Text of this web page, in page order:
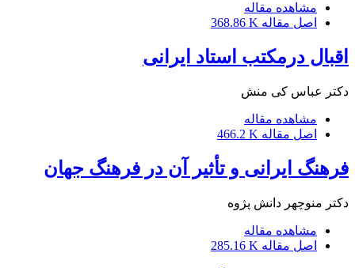
مشاهده مقاله
اصل مقاله 368.86 K
اقبال درمکتب استاد ایرانی
دکتر عباس کی منش
مشاهده مقاله
اصل مقاله 466.2 K
فرهنگ ایرانی و تأثیر آن در فرهنگ جهان
دکتر منوچهر دانش پژوه
مشاهده مقاله
اصل مقاله 285.16 K